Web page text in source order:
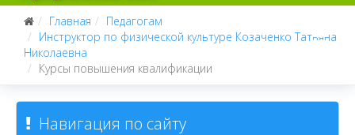
Главная
Педагогам
Инструктор по физической культуре Козаченко Татьяна
Николаевна
Курсы повышения квалификации
Навигация по сайту